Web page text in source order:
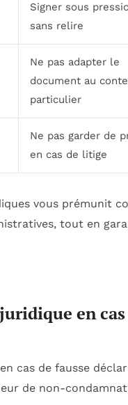
Signer sous
sans relire
Ne pas adapter le
document au
particulier
Ne pas garder de
en cas de litige
vous prémunit
tout en
en cas
cas de fausse
de non-